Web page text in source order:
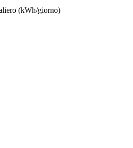
(kWh/giorno)